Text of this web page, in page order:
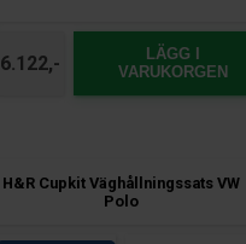
6.122,-
LÄGG I
VARUKORGEN
H&R Cupkit Väghållningssats VW
Polo